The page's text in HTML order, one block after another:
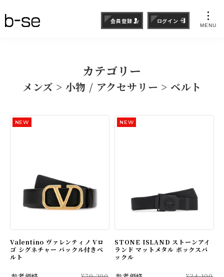
MENU
会員登録 ログイン
カテゴリー
メンズ > 小物 / アクセサリー > ベルト
Valentino ヴァレンティノ Vロ
ゴ シグネチャー バックル付きベ
ルト
STONE ISLAND ストーンアイ
ランド マットメタル ボックスバ
ックル